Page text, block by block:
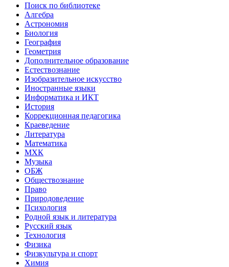
Поиск по библиотеке
Алгебра
Астрономия
Биология
География
Геометрия
Дополнительное образование
Естествознание
Изобразительное искусство
Иностранные языки
Информатика и ИКТ
История
Коррекционная педагогика
Краеведение
Литература
Математика
МХК
Музыка
ОБЖ
Обществознание
Право
Природоведение
Психология
Родной язык и литература
Русский язык
Технология
Физика
Физкультура и спорт
Химия